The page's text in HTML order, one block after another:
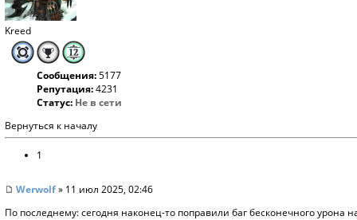
Kreed
Сообщения:5177
Репутация:4231
Статус: Не в сети
Вернуться к началу
1
Werwolf» 11 июл 2025, 02:46
По последнему: сегодня наконец-то поправили баг бесконечного урона